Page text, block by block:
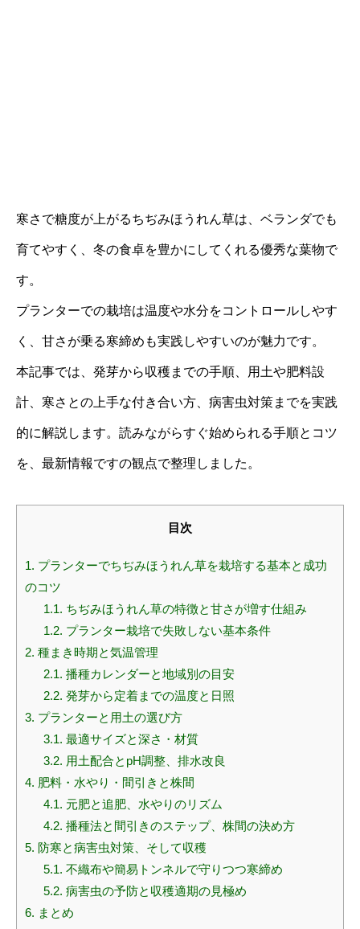
寒さで糖度が上がるちぢみほうれん草は、ベランダでも
育てやすく、冬の食卓を豊かにしてくれる優秀な葉物で
す。
プランターでの栽培は温度や水分をコントロールしやす
く、甘さが乗る寒締めも実践しやすいのが魅力です。
本記事では、発芽から収穫までの手順、用土や肥料設
計、寒さとの上手な付き合い方、病害虫対策までを実践
的に解説します。読みながらすぐ始められる手順とコツ
を、最新情報ですの観点で整理しました。
目次
1. プランターでちぢみほうれん草を栽培する基本と成功
のコツ
1.1. ちぢみほうれん草の特徴と甘さが増す仕組み
1.2. プランター栽培で失敗しない基本条件
2. 種まき時期と気温管理
2.1. 播種カレンダーと地域別の目安
2.2. 発芽から定着までの温度と日照
3. プランターと用土の選び方
3.1. 最適サイズと深さ・材質
3.2. 用土配合とpH調整、排水改良
4. 肥料・水やり・間引きと株間
4.1. 元肥と追肥、水やりのリズム
4.2. 播種法と間引きのステップ、株間の決め方
5. 防寒と病害虫対策、そして収穫
5.1. 不織布や簡易トンネルで守りつつ寒締め
5.2. 病害虫の予防と収穫適期の見極め
6. まとめ